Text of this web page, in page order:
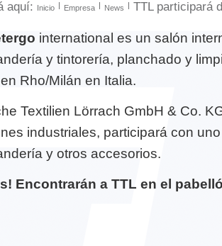
aquí: Inicio Empresa News TTL participará
international es un salón
y tintorería, planchado y
Rho/Milán en Italia.
Textilien Lörrach GmbH & Co.
industriales, participará con
y otros accesorios.
Encontrarán a TTL en el